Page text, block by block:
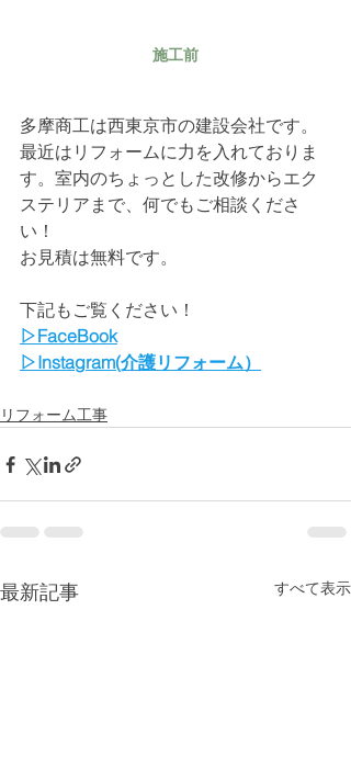
施工前
多摩商工は西東京市の建設会社です。
最近はリフォームに力を入れておりま
す。室内のちょっとした改修からエク
ステリアまで、何でもご相談くださ
い！
お見積は無料です。
下記もご覧ください！
▷FaceBook
▷Instagram(介護リフォーム）
リフォーム工事
最新記事 すべて表示